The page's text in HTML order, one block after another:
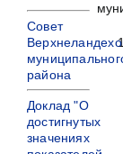
Совет
района
Доклад "О
достигнутых
значениях